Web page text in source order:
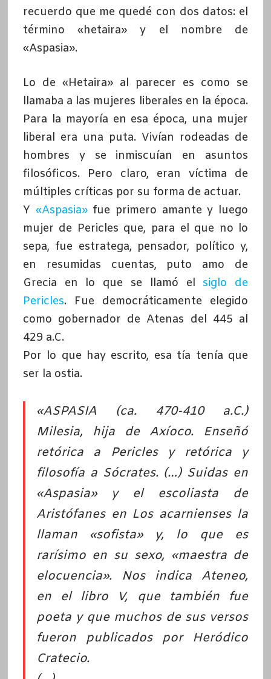
recuerdo que me quedé con dos datos: el
término «hetaira» y el nombre de
«Aspasia».
Lo de «Hetaira» al parecer es como se
llamaba a las mujeres liberales en la época.
Para la mayoría en esa época, una mujer
liberal era una puta. Vivían rodeadas de
hombres y se inmiscuían en asuntos
filosóficos. Pero claro, eran víctima de
múltiples críticas por su forma de actuar.
Y «Aspasia»fue primero amante y luego
mujer de Pericles que, para el que no lo
sepa, fue estratega, pensador, político y,
en resumidas cuentas, puto amo de
Grecia en lo que se llamó el siglo de
Pericles. Fue democráticamente elegido
como gobernador de Atenas del 445 al
429 a.C.
Por lo que hay escrito, esa tía tenía que
ser la ostia.
«ASPASIA (ca. 470-410 a.C.)
Milesia, hija de Axíoco. Enseñó
retórica a Pericles y retórica y
filosofía a Sócrates. (…) Suidas en
«Aspasia» y el escoliasta de
Aristófanes en Los acarnienses la
llaman «sofista» y, lo que es
rarísimo en su sexo, «maestra de
elocuencia». Nos indica Ateneo,
en el libro V, que también fue
poeta y que muchos de sus versos
fueron publicados por Heródico
Cratecio.